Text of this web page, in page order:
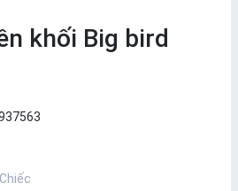
khối Big bird